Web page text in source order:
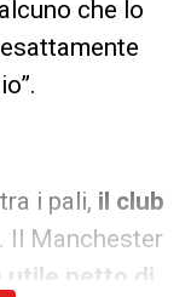
che lo
i pali, il club
. Il Manchester
utile netto di